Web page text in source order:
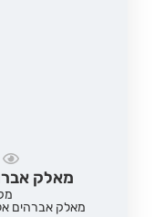
מאלק
מאלק אברהים